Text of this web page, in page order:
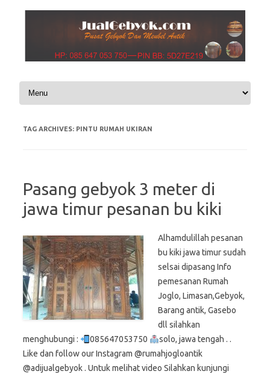
Skip to content
TAG ARCHIVES: PINTU RUMAH UKIRAN
Pasang gebyok 3 meter di
jawa timur pesanan bu kiki
Alhamdulillah pesanan
bu kiki jawa timur sudah
selsai dipasang Info
pemesanan Rumah
Joglo, Limasan,Gebyok,
Barang antik, Gasebo
dll silahkan
menghubungi :
085647053750
solo, jawa tengah . .
Like dan follow our Instagram @rumahjogloantik
@adijualgebyok . Untuk melihat video Silahkan kunjungi